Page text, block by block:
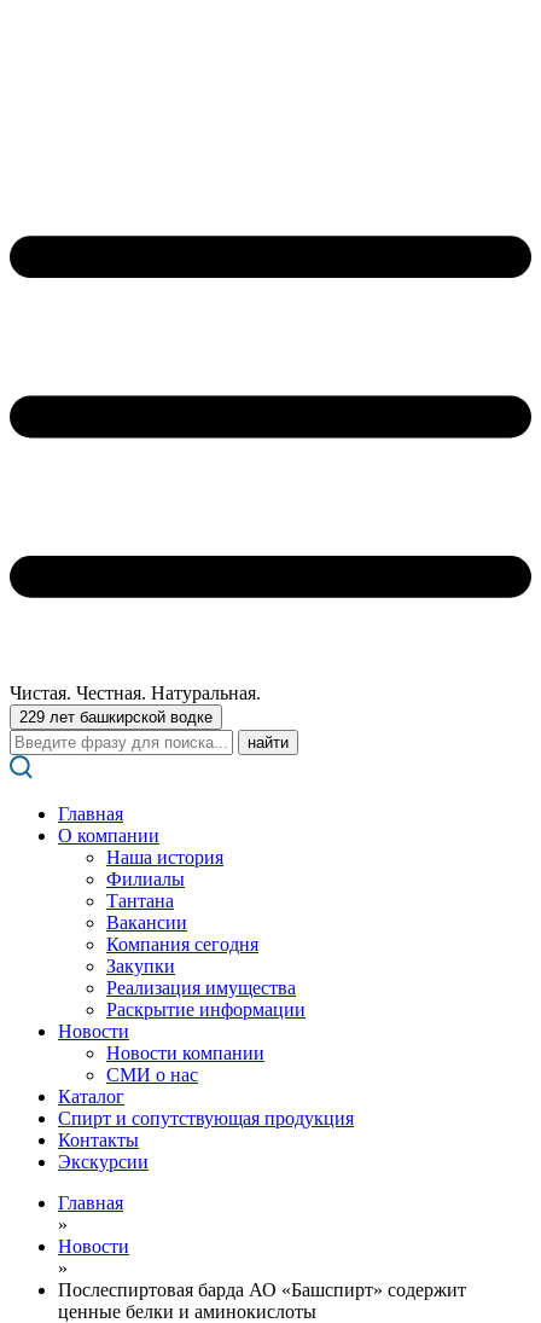
Чистая. Честная. Натуральная.
229 лет башкирской водке
Поиск:
Главная
О компании
Наша история
Филиалы
Тантана
Вакансии
Компания сегодня
Закупки
Реализация имущества
Раскрытие информации
Новости
Новости компании
СМИ о нас
Каталог
Спирт и сопутствующая продукция
Контакты
Экскурсии
Главная
»
Новости
»
Послеспиртовая барда АО «Башспирт» содержит
ценные белки и аминокислоты